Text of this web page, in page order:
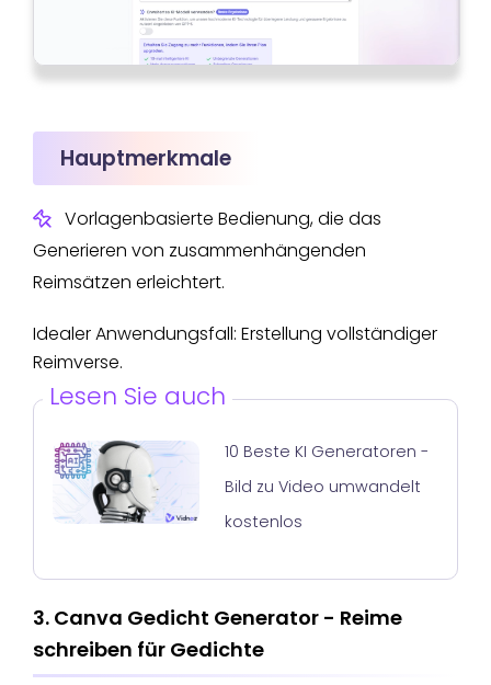
Hauptmerkmale
Vorlagenbasierte Bedienung, die das
Generieren von zusammenhängenden
Reimsätzen erleichtert.
Idealer Anwendungsfall: Erstellung vollständiger
Reimverse.
Lesen Sie auch
10 Beste KI Generatoren -
Bild zu Video umwandelt
kostenlos
3. Canva Gedicht Generator - Reime
schreiben für Gedichte